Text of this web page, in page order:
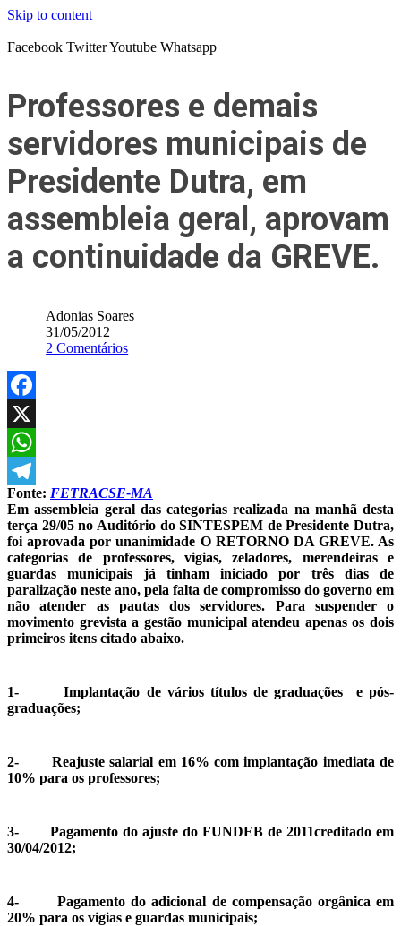
Skip to content
Facebook TwitterYoutube Whatsapp
Professores e demais
servidores municipais de
Presidente Dutra, em
assembleia geral, aprovam
a continuidade da GREVE.
Adonias Soares
31/05/2012
2 Comentários
Facebook
X
WhatsApp
Telegram
Fonte: FETRACSE-MA
Em assembleia geral das categorias realizada na manhã desta
terça 29/05 no Auditório do SINTESPEM de Presidente Dutra,
foi aprovada por unanimidade O RETORNO DA GREVE. As
categorias de professores, vigias, zeladores, merendeiras e
guardas municipais já tinham iniciado por três dias de
paralização neste ano, pela falta de compromisso do governo em
não atender as pautas dos servidores. Para suspender o
movimento grevista a gestão municipal atendeu apenas os dois
primeiros itens citado abaixo.
1- Implantação de vários títulos de graduações e pós-
graduações;
2- Reajuste salarial em 16% com implantação imediata de
10% para os professores;
3- Pagamento do ajuste do FUNDEB de 2011creditado em
30/04/2012;
4- Pagamento do adicional de compensação orgânica em
20% para os vigias e guardas municipais;